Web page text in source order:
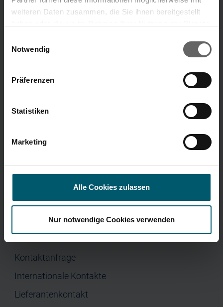
weiteren Daten zusammen, die Sie ihnen bereitgestellt
Cookies, wenn Sie unsere Webseite weiterhin nutzen.
Notwendig
Präferenzen
Statistiken
Marketing
Alle Cookies zulassen
Nur notwendige Cookies verwenden
ÜBER UNS
Menü
Investor Relations
Kontaktanfrage
Internationale Kontakte
Lieferantenkontakt
Suchvorschläge